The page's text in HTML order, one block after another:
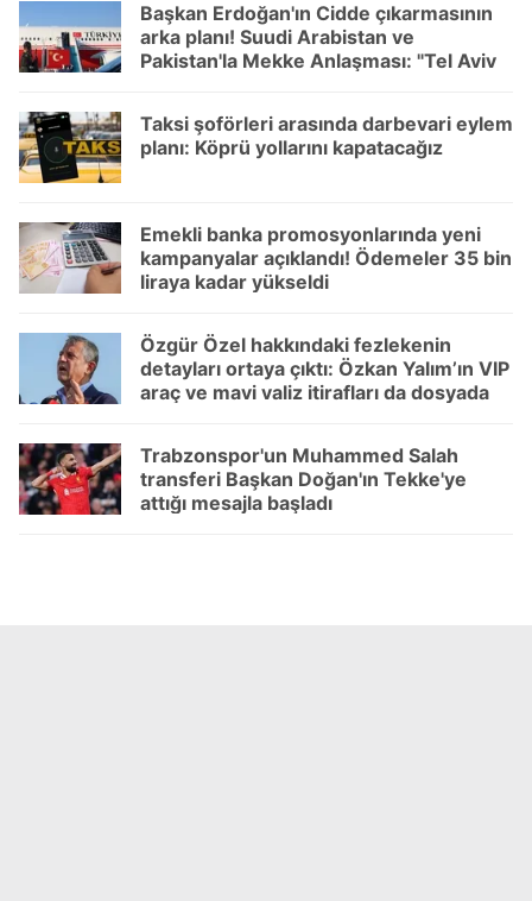
Çerezlere ilişkin tercihlerinizi aşağıda yer alan panel
vasıtasıyla belirleyebilirsiniz. Çerezlere ilişkin detaylı bilgi
Metnimiziziyaret edebilirsiniz.
6698 sayılı Kişisel Verilerin Korunması Kanunu uyarınca
ilgili mevzuata uygun olarak kullanılan çerezlerle ilgili bilgi
almak için lütfentıklayınız.
Başkan Erdoğan'ın Cidde çıkarmasının
arka planı! Suudi Arabistan ve
Pakistan'la Mekke Anlaşması: "Tel Aviv
Taksi şoförleri arasında darbevari eylem
planı: Köprü yollarını kapatacağız
Emekli banka promosyonlarında yeni
kampanyalar açıklandı! Ödemeler 35 bin
liraya kadar yükseldi
Özgür Özel hakkındaki fezlekenin
detayları ortaya çıktı: Özkan Yalım’ın VIP
araç ve mavi valiz itirafları da dosyada
Trabzonspor'un Muhammed Salah
transferi Başkan Doğan'ın Tekke'ye
attığı mesajla başladı